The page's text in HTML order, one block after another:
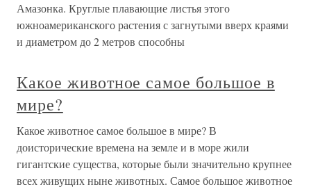
Амазонка. Круглые плавающие листья этого
южноамериканского растения с загнутыми вверх краями
и диаметром до 2 метров способны
Какое животное самое большое в
мире?
Какое животное самое большое в мире? В
доисторические времена на земле и в море жили
гигантские существа, которые были значительно крупнее
всех живущих ныне животных. Самое большое животное